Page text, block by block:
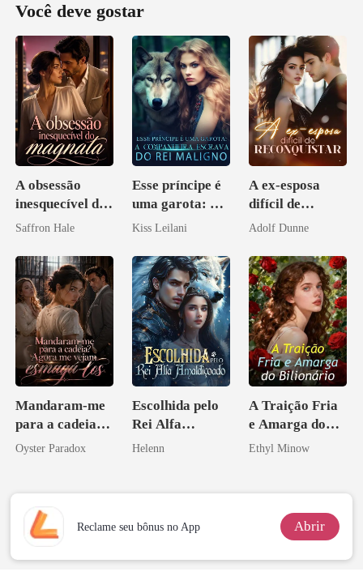
Você deve gostar
A obsessão
inesquecível do
magnata
Saffron Hale
Esse príncipe é
uma garota: A
companheira
maligno
Kiss Leilani
A ex-esposa
difícil de
reconquistar
Adolf Dunne
Mandaram-me
para a cadeia?
Agora me
Oyster Paradox
Escolhida pelo
Rei Alfa
Amaldiçoado
Helenn
A Traição Fria
e Amarga do
Bilionário
Ethyl Minow
Reclame seu bônus no App Abrir